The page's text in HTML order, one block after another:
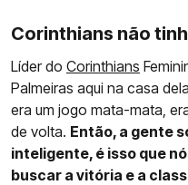
Corinthians não
Líder do Corinthians
Palmeiras aqui na casa
era um jogo mata-mata,
de volta. Então, a gente
inteligente, é isso que
buscar a vitória e a